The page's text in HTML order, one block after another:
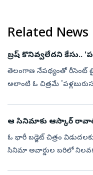
Related News
బ్రష్ కొనివ్వలేదని కేసు..
తెలంగాణ నేపథ్యంతో రీసెంట్
‍‍అలాంటి ఓ చిత్రమే
ఆ సినిమాకు ఆస్కార్‌
ఓ భారీ బడ్జెట్‌ చిత్రం
సినిమా అవార్డుల బరిలో